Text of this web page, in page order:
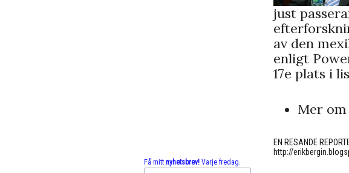
Få mitt nyhetsbrev!Varje fredag.
just
av den
enligt
17e plats i
Mer om
EN RESANDE
http://